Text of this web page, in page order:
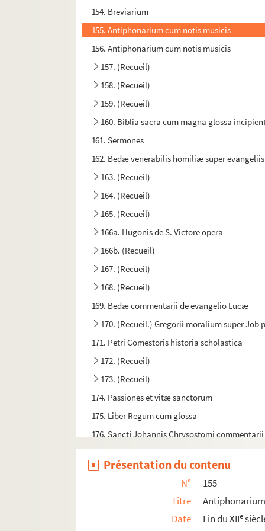
154. Breviarium
155. Antiphonarium cum notis musicis
156. Antiphonarium cum notis musicis
157. (Recueil)
158. (Recueil)
159. (Recueil)
160. Biblia sacra cum magna glossa
161. Sermones
162. Bedæ venerabilis homiliæ super
163. (Recueil)
164. (Recueil)
165. (Recueil)
166a. Hugonis de S. Victore opera
166b. (Recueil)
167. (Recueil)
168. (Recueil)
169. Bedæ commentarii de evangelio Lucæ
170. (Recueil.) Gregorii moralium super Job
171. Petri Comestoris historia scholastica
172. (Recueil)
173. (Recueil)
174. Passiones et vitæ sanctorum
175. Liber Regum cum glossa
176. Sancti Johannis Chrysostomi
177. Legenda aurea
178. Piæ meditationes
179. Domaine de Chasteauregnault (en
180. Receptes et despenses de la
Présentation du contenu
N°
155
Titre
Date
Fin du XIIe